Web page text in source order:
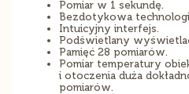
Pomiar w 1 sekundę.
Bezdotykowa
Intuicyjny interfejs.
Podświetlany
Pamięć 28 pomiarów.
Pomiar temperatury
i otoczenia duża
pomiarów.